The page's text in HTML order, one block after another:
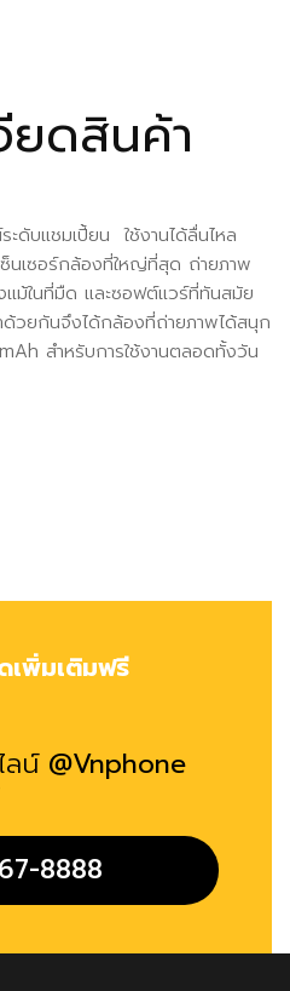
ยดสินค้า
ะดับแชมเปี้ยน ใช้งานได้ลื่นไหล
นเซอร์กล้องที่ใหญ่ที่สุด ถ่ายภาพ
แม้ในที่มืด และซอฟต์แวร์ที่ทันสมัย
ด้วยกันจึงได้กล้องที่ถ่ายภาพได้สนุก
สำหรับการใช้งานตลอดทั้งวัน
เพิ่มเติมฟรี
ลน์ @Vnphone
8888